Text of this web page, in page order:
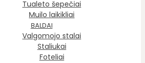
Tualeto šepečiai
Muilo laikikliai
BALDAI
Valgomojo stalai
Staliukai
Foteliai